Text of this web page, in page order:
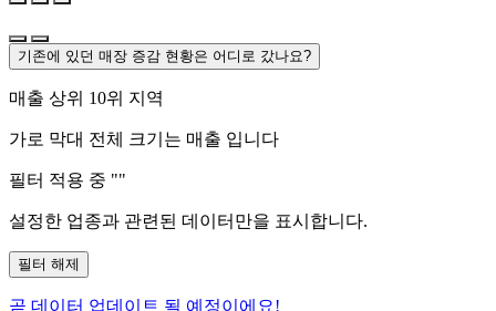
기존에 있던 매장 증감 현황은 어디로 갔나요?
매출 상위 10위 지역
가로 막대 전체 크기는 매출 입니다
필터 적용 중 ""
설정한 업종과 관련된 데이터만을 표시합니다.
필터 해제
곧 데이터 업데이트 될 예정이에요!